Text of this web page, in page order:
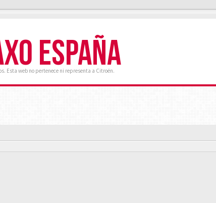
ESPAÑA
Esta web no pertenece ni representa a Citroën.